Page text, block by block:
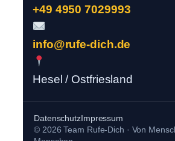
+49 4950 7029993
info@rufe-dich.de
Hesel / Ostfriesland
DatenschutzImpressum
© 2026 Team Rufe-Dich · Von